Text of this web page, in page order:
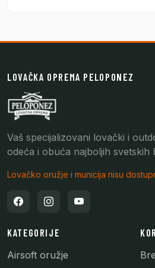
LOVAČKA OPREMA PELOPONEZ
Vaš specijalizovani lovački i
odeća i obuća najboljih svetskih
Lovačko oružje i municija nisu
KATEGORIJE
Airsoft oružje